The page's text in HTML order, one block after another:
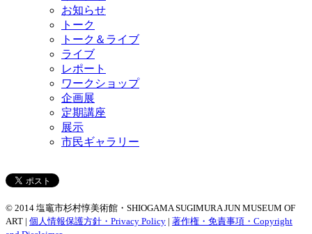
お知らせ
トーク
トーク＆ライブ
ライブ
レポート
ワークショップ
企画展
定期講座
展示
市民ギャラリー
© 2014 塩竈市杉村惇美術館・SHIOGAMA SUGIMURA JUN MUSEUM OF
ART | 個人情報保護方針・Privacy Policy | 著作権・免責事項・Copyright